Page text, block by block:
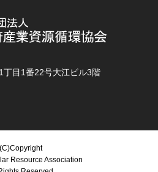
丁目1番22号大江ビル3階
(C)Copyright
Resource Association